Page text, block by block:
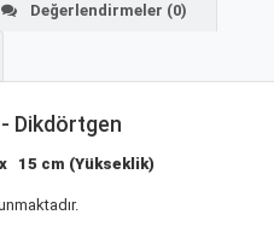
Değerlendirmeler (0)
Dikdörtgen
15 cm (Yükseklik)